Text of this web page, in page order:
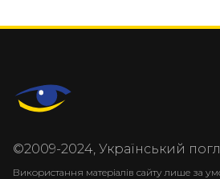
©2009-2024, Український
Використання матеріалів сайту лише за